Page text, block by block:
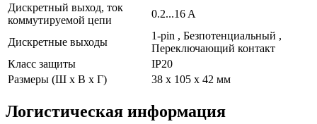
Дискретный выход, ток
коммутируемой цепи
0.2...16 A
Дискретные выходы
1-pin , Безпотенциальный ,
Переключающий контакт
Класс защиты
IP20
Размеры (Ш х В х Г)
38 x 105 x 42 мм
Логистическая информация